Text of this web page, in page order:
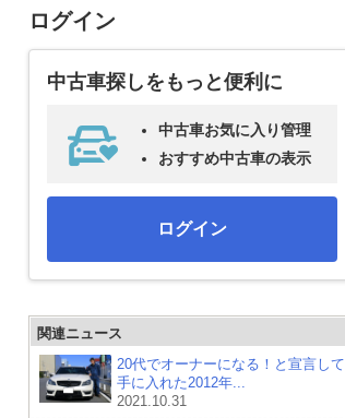
ログイン
中古車探しをもっと便利に
中古車お気に入り管理
おすすめ中古車の表示
ログイン
関連ニュース
20代でオーナーになる！と宣言して
手に入れた2012年...
2021.10.31